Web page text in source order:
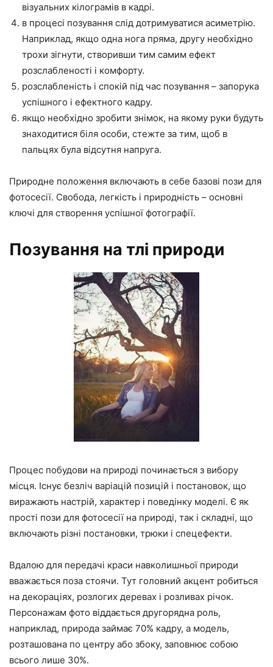
візуальних кілограмів в кадрі.
в процесі позування слід дотримуватися асиметрію.
Наприклад, якщо одна нога пряма, другу необхідно
трохи зігнути, створивши тим самим ефект
розслабленості і комфорту.
розслабленість і спокій під час позування – запорука
успішного і ефектного кадру.
якщо необхідно зробити знімок, на якому руки будуть
знаходитися біля особи, стежте за тим, щоб в
пальцях була відсутня напруга.
Природне положення включають в себе базові пози для
фотосесії. Свобода, легкість і природність – основні
ключі для створення успішної фотографії.
Позування на тлі природи
Процес побудови на природі починається з вибору
місця. Існує безліч варіацій позицій і постановок, що
виражають настрій, характер і поведінку моделі. Є як
прості пози для фотосесії на природі, так і складні, що
включають різні постановки, трюки і спецефекти.
Вдалою для передачі краси навколишньої природи
вважається поза стоячи. Тут головний акцент робиться
на декораціях, розлогих деревах і розливах річок.
Персонажам фото віддається другорядна роль,
наприклад, природа займає 70% кадру, а модель,
розташована по центру або збоку, заповнює собою
всього лише 30%.